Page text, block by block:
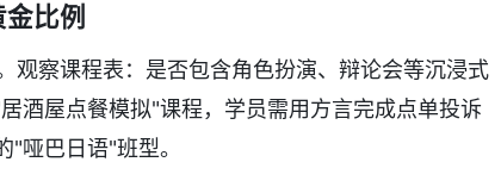
比例
观察课程表：是否包含角色扮演、辩论会等沉浸式
酒屋点餐模拟"课程，学员需用方言完成点单投诉
哑巴日语"班型。